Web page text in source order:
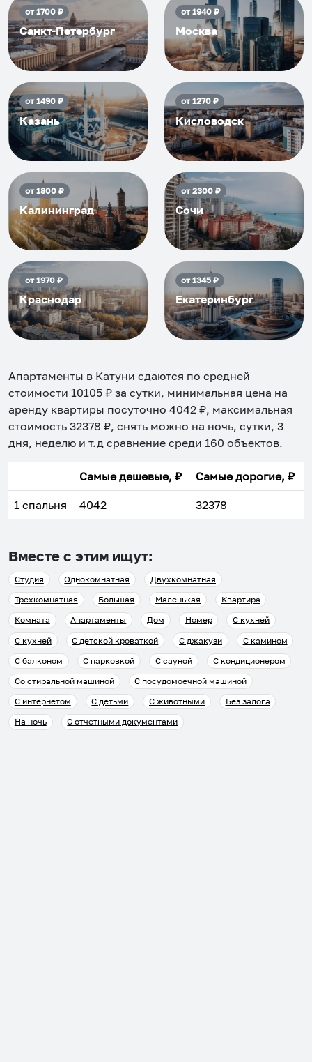
от1700₽
Санкт-Петербург
от1940₽
Москва
от1490₽
Казань
от1270₽
Кисловодск
от1800₽
Калининград
от2300₽
Сочи
от1970₽
Краснодар
от1345₽
Екатеринбург
Апартаменты в Катуни сдаются по средней
стоимости 10105 ₽ за сутки, минимальная цена на
аренду квартиры посуточно 4042 ₽, максимальная
стоимость 32378 ₽, снять можно на ночь, сутки, 3
дня, неделю и т.д сравнение среди 160 объектов.
Самые дешевые, ₽ Самые дорогие, ₽
1 спальня 4042 32378
Вместе с этим ищут:
Студия Однокомнатная
Двухкомнатная
Трехкомнатная
Большая Маленькая
Квартира
Комната
Апартаменты Дом Номер
С кухней
С кухней
С детской кроваткой С джакузи
С камином
С балконом
С парковкой С сауной
С кондиционером
Со стиральной машиной
С посудомоечной машиной
С интернетом
С детьми С животными
Без залога
На ночь
С отчетными документами